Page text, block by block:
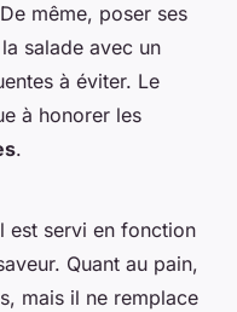
même, poser ses
salade avec un
à éviter. Le
à honorer les
.
est servi en fonction
Quant au pain,
mais il ne remplace